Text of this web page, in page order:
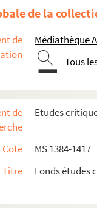
de la
de
Médiathèque
Tous
de
Etudes
Cote
MS 1384-1417
Titre
Fonds études
la Revue, etc. II.
Lettres de Pierre de
Engel, Université de
Mathesius
Huldrich Zwingli II